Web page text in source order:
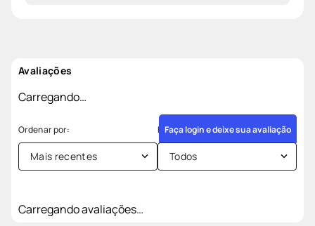
Avaliações
Carregando…
Faça login e deixe sua avaliação
Mais recentes Todos
Carregando avaliações…